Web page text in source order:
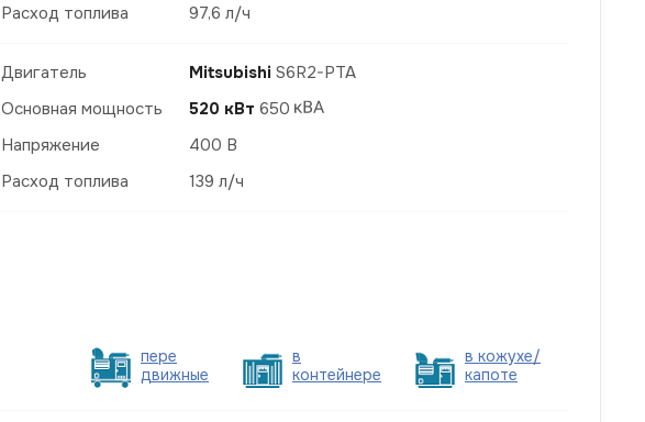
Расход топлива
97,6 л/ч
Двигатель Mitsubishi S6R2-PTA
Основная мощность
520 кВт 650
Напряжение
400 В
Расход топлива
139 л/ч
пере
движные
в
контейнере
в кожухе/
капоте